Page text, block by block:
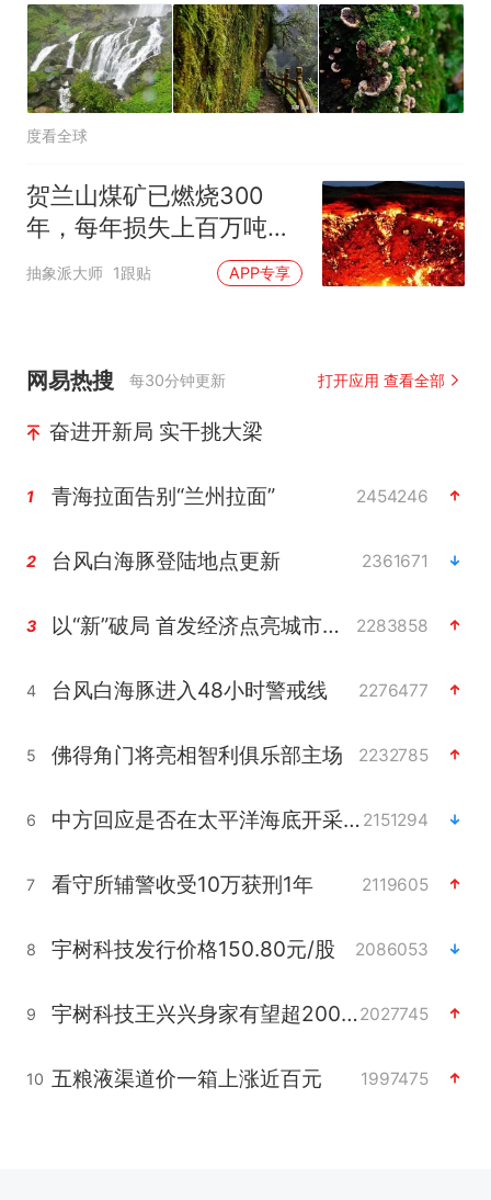
度看全球
贺兰山煤矿已燃烧300
年，每年损失上百万吨
煤，为何国家不灭火？
抽象派大师 1跟贴 APP专享
网易热搜 每30分钟更新 打开应用 查看全部
奋进开新局 实干挑大梁
1 青海拉面告别“兰州拉面” 2454246
2 台风白海豚登陆地点更新 2361671
3 以“新”破局 首发经济点亮城市消费活力 2283858
4 台风白海豚进入48小时警戒线 2276477
5 佛得角门将亮相智利俱乐部主场 2232785
6 中方回应是否在太平洋海底开采稀土 2151294
7 看守所辅警收受10万获刑1年 2119605
8 宇树科技发行价格150.80元/股 2086053
9 宇树科技王兴兴身家有望超200亿元2027745
10 五粮液渠道价一箱上涨近百元 1997475